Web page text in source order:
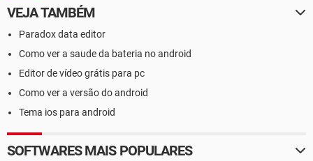
VEJA TAMBÉM
Paradox data editor
Como ver a saude da bateria no android
Editor de vídeo grátis para pc
Como ver a versão do android
Tema ios para android
SOFTWARES MAIS POPULARES